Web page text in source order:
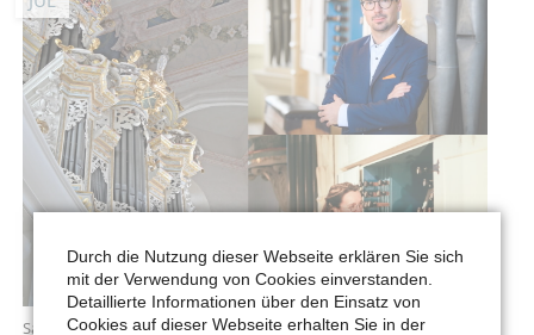
Samstag,25.07.2026, 12:00 Uhr
Durch die Nutzung dieser Webseite erklären Sie sich
mit der Verwendung von Cookies einverstanden.
Detaillierte Informationen über den Einsatz von
Cookies auf dieser Webseite erhalten Sie in der